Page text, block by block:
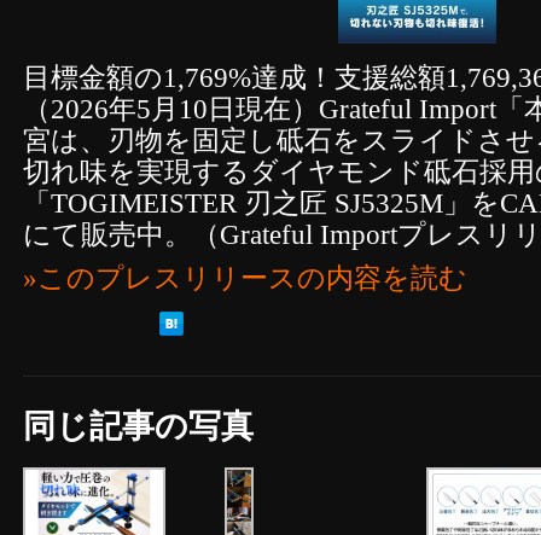
目標金額の1,769%達成！支援総額
（2026年5月10日現在）Grateful Import
宮は、刃物を固定し砥石をスライドさ
切れ味を実現するダイヤモンド砥石採
「TOGIMEISTER 刃之匠 SJ5325M」を
にて販売中。（Grateful Importプレスリ
»このプレスリリースの内容を読む
同じ記事の写真